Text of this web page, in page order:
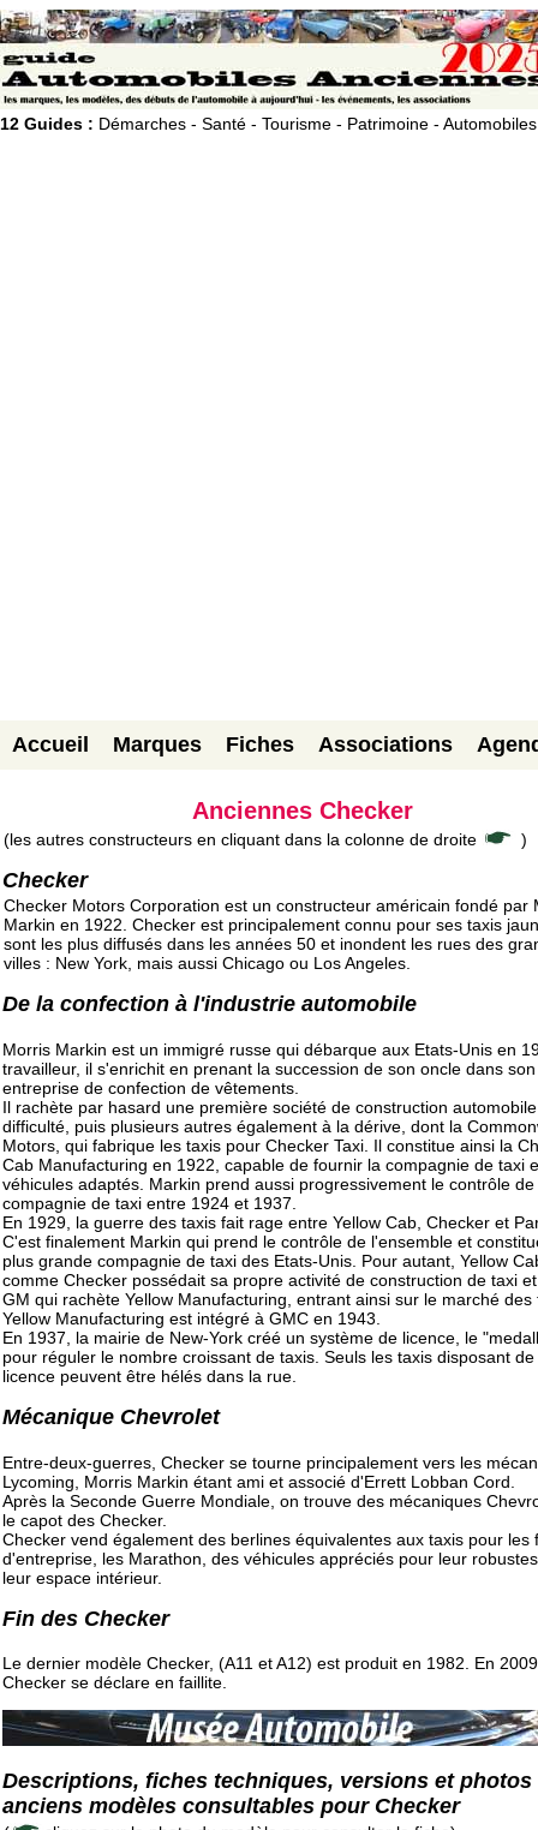
12 Guides : Démarches - Santé - Tourisme - Patrimoine - Automobiles
Accueil Marques Fiches Associations
Anciennes Checker
(les autres constructeurs en cliquant dans la colonne de droite )
Checker
Checker Motors Corporation est un constructeur américain fondé par
Markin en 1922. Checker est principalement connu pour ses taxis
sont les plus diffusés dans les années 50 et inondent les rues des
villes : New York, mais aussi Chicago ou Los Angeles.
De la confection à l'industrie automobile
Morris Markin est un immigré russe qui débarque aux Etats-Unis en
travailleur, il s'enrichit en prenant la succession de son oncle dans son
entreprise de confection de vêtements.
Il rachète par hasard une première société de construction
difficulté, puis plusieurs autres également à la dérive, dont la
Motors, qui fabrique les taxis pour Checker Taxi. Il constitue ainsi la
Cab Manufacturing en 1922, capable de fournir la compagnie de taxi
véhicules adaptés. Markin prend aussi progressivement le contrôle de
compagnie de taxi entre 1924 et 1937.
En 1929, la guerre des taxis fait rage entre Yellow Cab, Checker et
C'est finalement Markin qui prend le contrôle de l'ensemble et
plus grande compagnie de taxi des Etats-Unis. Pour autant, Yellow
comme Checker possédait sa propre activité de construction de taxi
GM qui rachète Yellow Manufacturing, entrant ainsi sur le marché des
Yellow Manufacturing est intégré à GMC en 1943.
En 1937, la mairie de New-York créé un système de licence, le
pour réguler le nombre croissant de taxis. Seuls les taxis disposant
licence peuvent être hélés dans la rue.
Mécanique Chevrolet
Entre-deux-guerres, Checker se tourne principalement vers les
Lycoming, Morris Markin étant ami et associé d'Errett Lobban Cord.
Après la Seconde Guerre Mondiale, on trouve des mécaniques
le capot des Checker.
Checker vend également des berlines équivalentes aux taxis pour les
d'entreprise, les Marathon, des véhicules appréciés pour leur
leur espace intérieur.
Fin des Checker
Le dernier modèle Checker, (A11 et A12) est produit en 1982. En
Checker se déclare en faillite.
Descriptions, fiches techniques, versions et photos
anciens modèles consultables pour Checker